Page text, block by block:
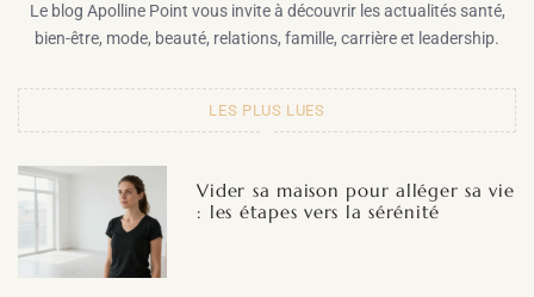
Le blog Apolline Point vous invite à découvrir les actualités santé,
bien-être, mode, beauté, relations, famille, carrière et leadership.
LES PLUS LUES
Vider sa maison pour alléger sa vie
: les étapes vers la sérénité